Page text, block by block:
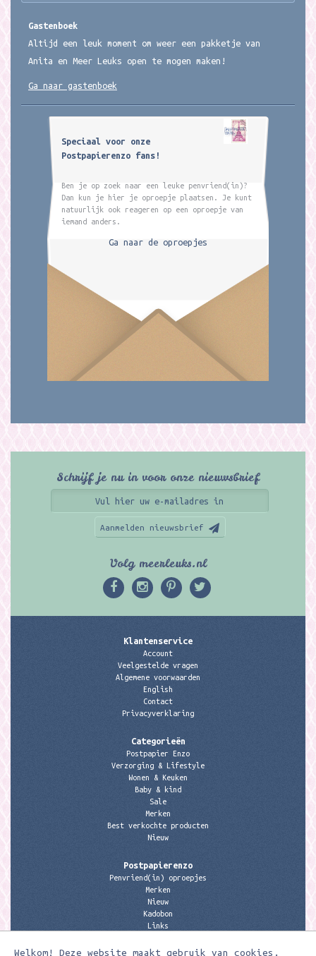
Welkom! Deze website maakt gebruik van cookies.
Gastenboek
Altijd een leuk moment om weer een pakketje van
Anita en Meer Leuks open te mogen maken!
Ga naar gastenboek
Speciaal voor onze
Postpapierenzo fans!
Ben je op zoek naar een leuke penvriend(in)?
Dan kun je hier je oproepje plaatsen. Je kunt
natuurlijk ook reageren op een oproepje van
iemand anders.
Ga naar de oproepjes
Schrijf je nu in voor onze nieuwsbrief
Aanmelden nieuwsbrief
Volg meerleuks.nl
Klantenservice
Account
Veelgestelde vragen
Algemene voorwaarden
English
Contact
Privacyverklaring
Categorieën
Postpapier Enzo
Verzorging & Lifestyle
Wonen & Keuken
Baby & kind
Sale
Merken
Best verkochte producten
Nieuw
Postpapierenzo
Penvriend(in) oproepjes
Merken
Nieuw
Kadobon
Links
Contactgegevens